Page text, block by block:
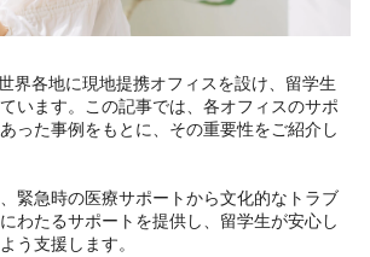
界各地に現地提携オフィスを設け、留学生
います。この記事では、各オフィスのサポ
った事例をもとに、その重要性をご紹介し
緊急時の医療サポートから文化的なトラブ
わたるサポートを提供し、留学生が安心し
う支援します。